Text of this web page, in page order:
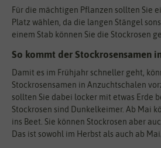
Für die mächtigen Pflanzen sollten Sie
Platz wählen, da die langen Stängel
einem Stab können Sie die Stockrosen
So kommt der Stockrosensamen
Damit es im Frühjahr schneller geht,
Stockrosensamen in Anzuchtschalen
sollten Sie dabei locker mit etwas Erde
Stockrosen sind Dunkelkeimer. Ab Mai
ins Beet. Sie können Stockrosen aber
Das ist sowohl im Herbst als auch ab